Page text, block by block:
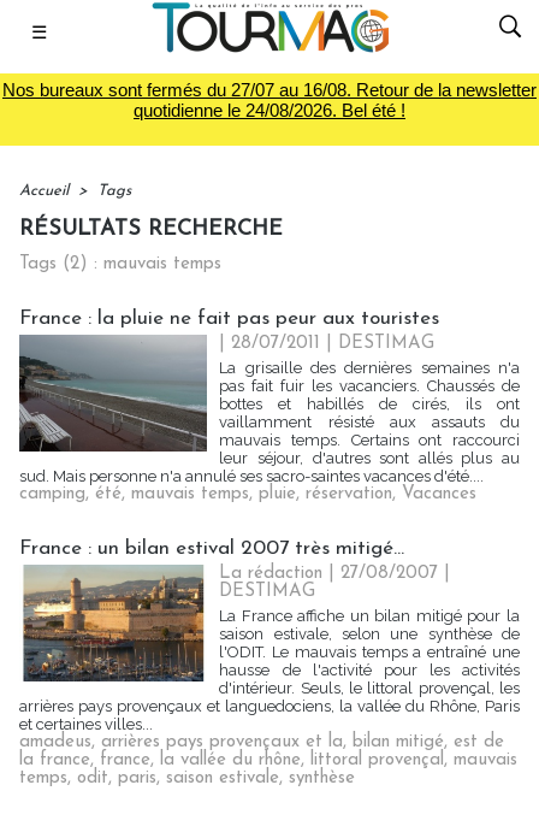
☰
Nos bureaux sont fermés du 27/07 au 16/08. Retour de la newsletter
quotidienne le 24/08/2026. Bel été !
Accueil > Tags
RÉSULTATS RECHERCHE
Tags (2) : mauvais temps
France : la pluie ne fait pas peur aux touristes
| 28/07/2011
DESTIMAG
La grisaille des dernières semaines n'a
pas fait fuir les vacanciers. Chaussés de
bottes et habillés de cirés, ils ont
vaillamment résisté aux assauts du
mauvais temps. Certains ont raccourci
leur séjour, d'autres sont allés plus au
sud. Mais personne n'a annulé ses sacro-saintes vacances d'été....
camping, été, mauvais temps, pluie, réservation, Vacances
France : un bilan estival 2007 très mitigé...
La rédaction | 27/08/2007
DESTIMAG
La France affiche un bilan mitigé pour la
saison estivale, selon une synthèse de
l'ODIT. Le mauvais temps a entraîné une
hausse de l'activité pour les activités
d'intérieur. Seuls, le littoral provençal, les
arrières pays provençaux et languedociens, la vallée du Rhône, Paris
et certaines villes...
amadeus, arrières pays provençaux et la, bilan mitigé, est de
la france, france, la vallée du rhône, littoral provençal, mauvais
temps, odit, paris, saison estivale, synthèse